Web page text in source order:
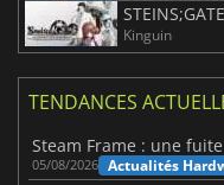
Kinguin
TENDANCES
05/08/2026 Actualités